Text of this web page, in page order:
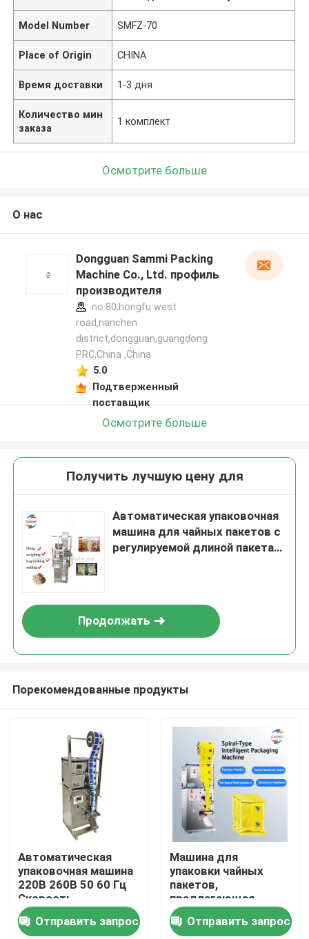
Продукты
О нас
Model Number SMFZ-70
Place of Origin CHINA
Время доставки 1-3 дня
Количество мин
заказа
1 комплект
Осмотрите больше
О нас
Dongguan Sammi Packing
Machine Co., Ltd. профиль
производителя
no.80,hongfu west
road,nanchen
district,dongguan,guangdong
PRC,China ,China
5.0
Подтверженный
поставщик
Осмотрите больше
Получить лучшую цену для
Автоматическая упаковочная
машина для чайных пакетов с
регулируемой длиной пакета
Продолжать
Порекомендованные продукты
Автоматическая
упаковочная машина
220В 260В 50 60 Гц
Скорость
наполнения 20 30
мешков минута
Отправить запрос
Машина для
упаковки чайных
пакетов,
предлагающая
услуги OEM,
предназначенная для
Отправить запрос